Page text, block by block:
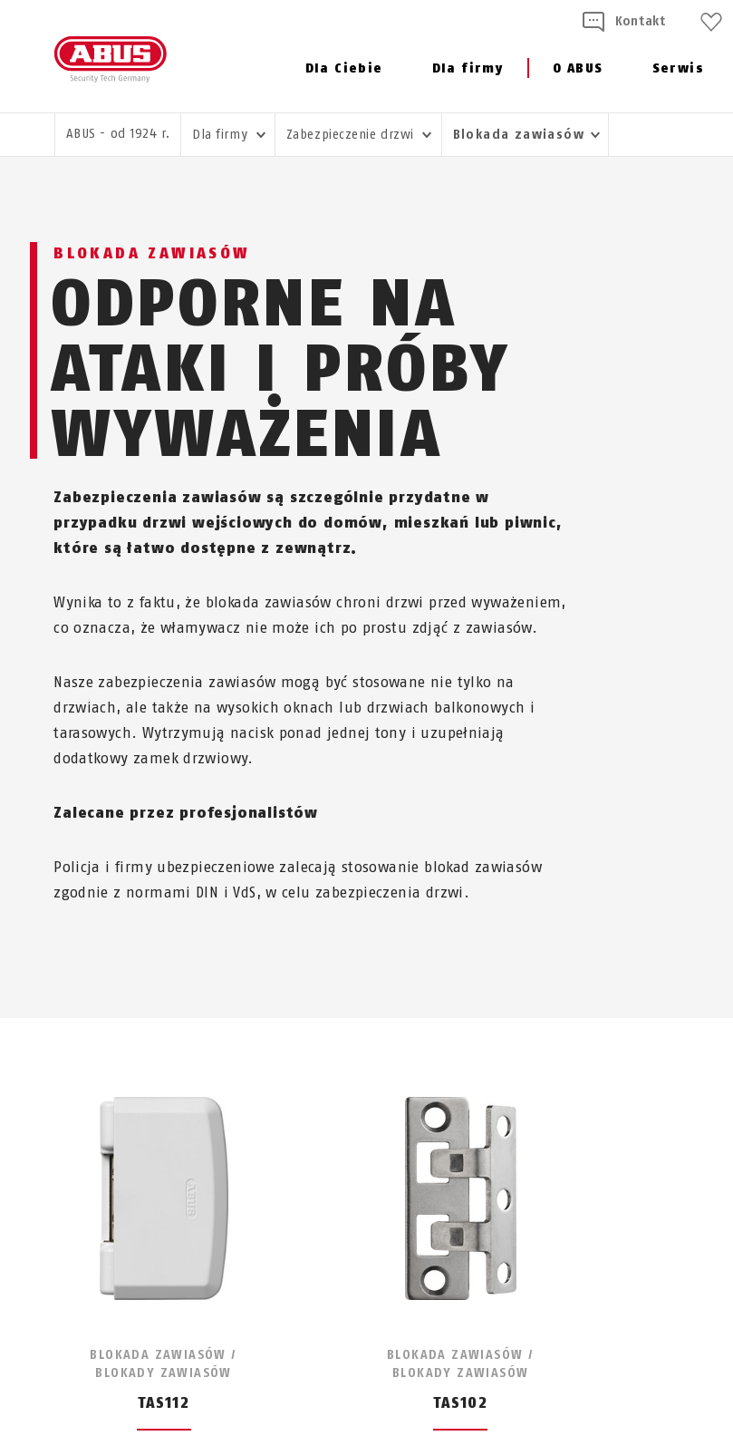
Dla Ciebie Dla firmy O ABUS Serwis
Kontakt
JESTEŚ TUTAJ:
ABUS - od 1924 r. Dla firmy Zabezpieczenie drzwi Blokada zawiasów
BLOKADA ZAWIASÓW
ODPORNE NA
ATAKI I PRÓBY
WYWAŻENIA
Zabezpieczenia zawiasów są szczególnie przydatne w
przypadku drzwi wejściowych do domów, mieszkań lub piwnic,
które są łatwo dostępne z zewnątrz.
Wynika to z faktu, że blokada zawiasów chroni drzwi przed wyważeniem,
co oznacza, że włamywacz nie może ich po prostu zdjąć z zawiasów.
Nasze zabezpieczenia zawiasów mogą być stosowane nie tylko na
drzwiach, ale także na wysokich oknach lub drzwiach balkonowych i
tarasowych. Wytrzymują nacisk ponad jednej tony i uzupełniają
dodatkowy zamek drzwiowy.
Zalecane przez profesjonalistów
Policja i firmy ubezpieczeniowe zalecają stosowanie blokad zawiasów
zgodnie z normami DIN i VdS, w celu zabezpieczenia drzwi.
BLOKADA ZAWIASÓW /
BLOKADY ZAWIASÓW
TAS112
BLOKADA ZAWIASÓW /
BLOKADY ZAWIASÓW
TAS102